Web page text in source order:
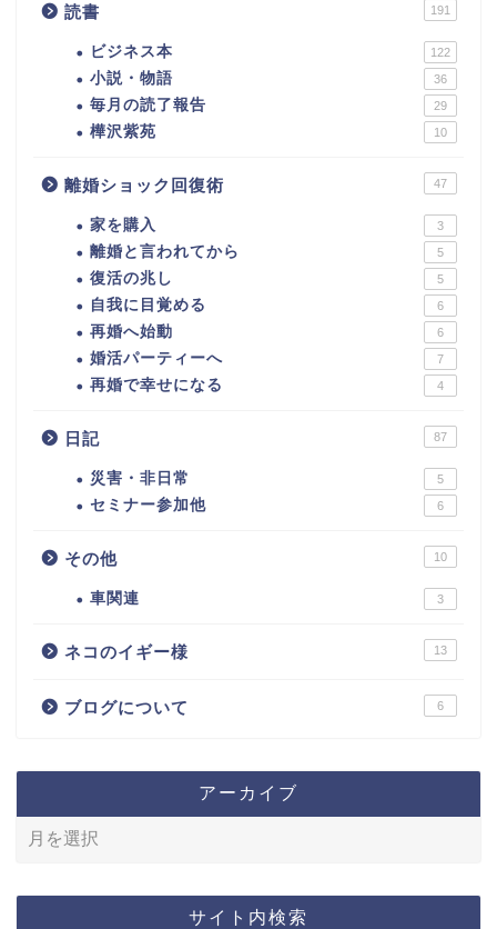
読書 191
ビジネス本 122
小説・物語 36
毎月の読了報告 29
樺沢紫苑 10
離婚ショック回復術 47
家を購入 3
離婚と言われてから 5
復活の兆し 5
自我に目覚める 6
再婚へ始動 6
婚活パーティーへ 7
再婚で幸せになる 4
日記 87
災害・非日常 5
セミナー参加他 6
その他 10
車関連 3
ネコのイギー様 13
ブログについて 6
アーカイブ
サイト内検索